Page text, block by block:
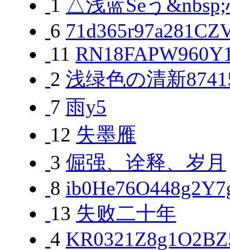
1 △浅蓝Seう
6
11
2 浅绿色の清新
7 雨y5
12 失墨雁
3 倔强、诠释、岁月
8
13 失败二十年
4